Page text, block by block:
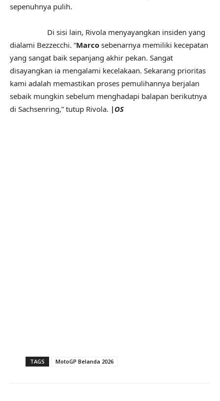
sepenuhnya pulih.
Di sisi lain, Rivola menyayangkan insiden yang
dialami Bezzecchi. “Marco sebenarnya memiliki kecepatan
yang sangat baik sepanjang akhir pekan. Sangat
disayangkan ia mengalami kecelakaan. Sekarang prioritas
kami adalah memastikan proses pemulihannya berjalan
sebaik mungkin sebelum menghadapi balapan berikutnya
di Sachsenring,” tutup Rivola. |OS
TAGS MotoGP Belanda 2026